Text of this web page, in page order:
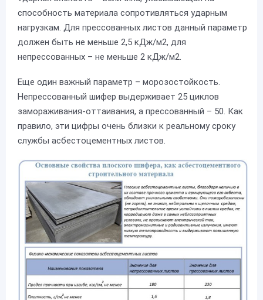
способность материала сопротивляться ударным
нагрузкам. Для прессованных листов данный параметр
должен быть не меньше 2,5 кДж/м2, для
непрессованных – не меньше 2 кДж/м2.
Еще один важный параметр – морозостойкость.
Непрессованный шифер выдерживает 25 циклов
замораживания-оттаивания, а прессованный – 50. Как
правило, эти цифры очень близки к реальному сроку
службы асбестоцементных листов.